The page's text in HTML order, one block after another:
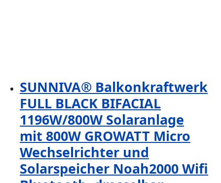
SUNNIVA® Balkonkraftwerk
FULL BLACK BIFACIAL
1196W/800W Solaranlage
mit 800W GROWATT Micro
Wechselrichter und
Solarspeicher Noah2000 Wifi